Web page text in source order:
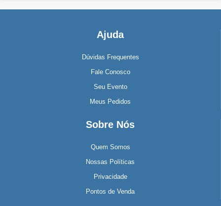
Ajuda
Dúvidas Frequentes
Fale Conosco
Seu Evento
Meus Pedidos
Sobre Nós
Quem Somos
Nossas Políticas
Privacidade
Pontos de Venda